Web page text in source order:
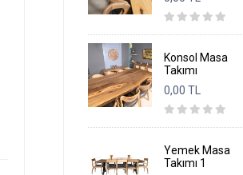
Konsol Masa
Takımı
0,00 TL
Yemek Masa
Takımı 1